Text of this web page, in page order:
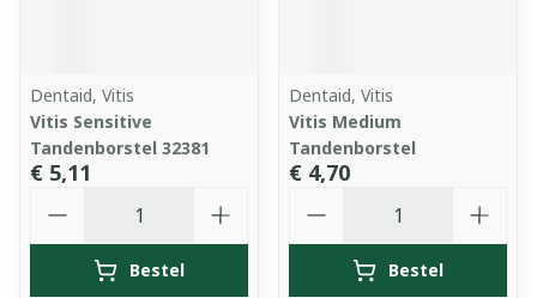
Dentaid, Vitis
Vitis Sensitive
Tandenborstel 32381
€ 5,11
Bestel
Dentaid, Vitis
Vitis Medium
Tandenborstel
€ 4,70
Bestel